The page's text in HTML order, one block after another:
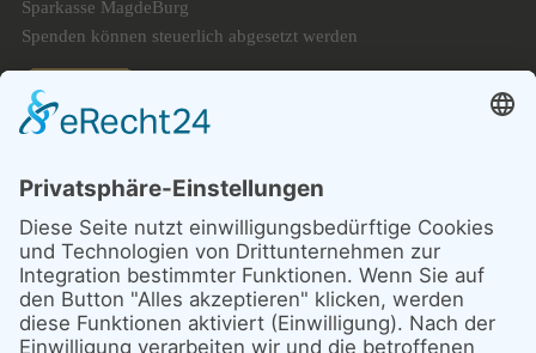
Sparkasse MagdeBurg
Spenden können steuerlich abgesetzt werden
© 1987 – 2025
Storchenhof Loburg e.V.
Alle Rechte vorbehalten.